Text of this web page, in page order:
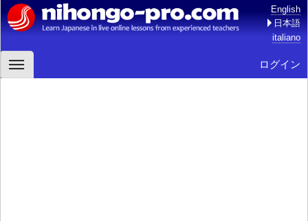
English
日本語
italiano
ログイン